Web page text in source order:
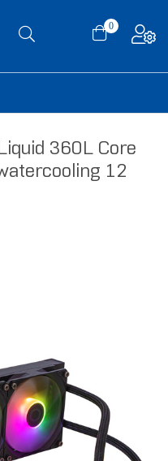
0
360L Core
12